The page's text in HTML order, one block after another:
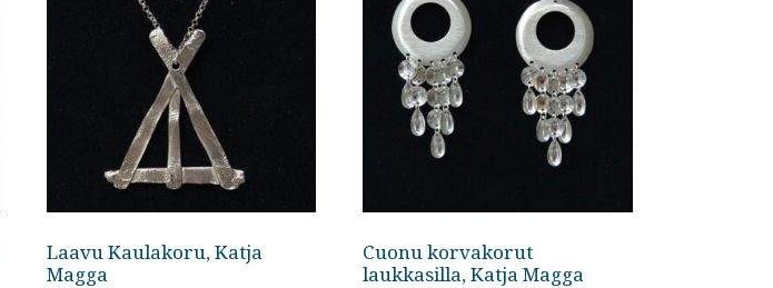
Laavu Kaulakoru, Katja
Magga
Cuonu korvakorut
laukkasilla, Katja Magga